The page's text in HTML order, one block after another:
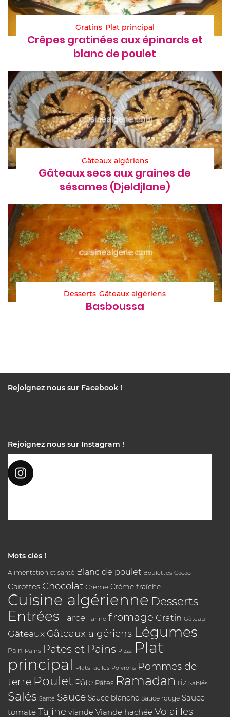
Gratins Plat principal
Crêpes gratinées aux épinards et
blanc de poulet
Gâteaux algériens
Gâteaux secs aux graines de
sésames (Djeldjlane)
Desserts Gâteaux algériens
Basboussa
Rejoignez nous sur Facebook !
Rejoignez nous sur Instagram !
Mots clés !
Alimentation et santé Blanc de poulet Boulettes Cacao
Carottes Chocolat Crème Crème fraîche
Cuisine algérienne Desserts
Entrées Farce Farine fromage Gratin Gâteau
Gâteaux Gâteaux algériens Légumes
Pain Pains Pates et Pains Pizza Plat
principal Plats faciles Poivrons Pommes de
terre Poulet Pâte Pâtes Ramadan riz Sablés
Salés Santé Sauce Sauce blanche Sauce rouge Sauce
tomate Tajine viande Viande hachée Volailles